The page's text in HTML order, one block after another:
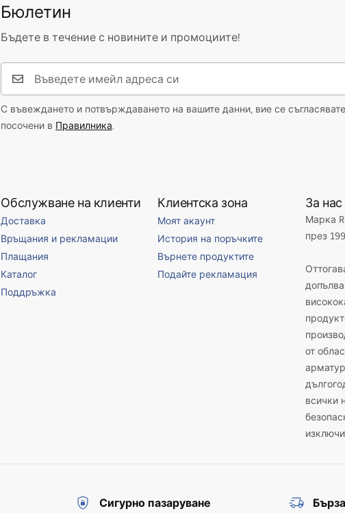
Бюлетин
Бъдете в течение с новините и промоциите!
С въвеждането и потвърждаването на вашите данни, вие се
посочени в Правилника.
Обслужване на клиенти
Доставка
Връщания и рекламации
Плащания
Каталог
Поддръжка
Клиентска зона
Моят акаунт
История на поръчките
Върнете продуктите
Подайте рекламация
За нас
Марка
през
от
всички
Сигурно пазаруване